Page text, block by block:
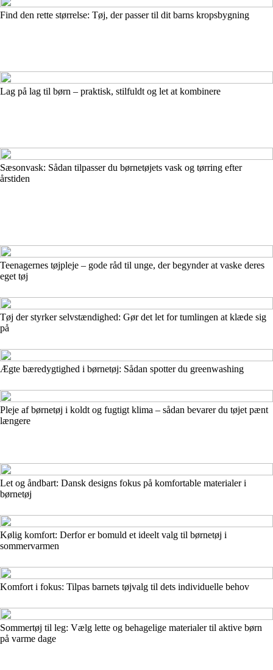
Find den rette størrelse: Tøj, der passer til dit barns kropsbygning
Lag på lag til børn – praktisk, stilfuldt og let at kombinere
Sæsonvask: Sådan tilpasser du børnetøjets vask og tørring efter
årstiden
Teenagernes tøjpleje – gode råd til unge, der begynder at vaske deres
eget tøj
Tøj der styrker selvstændighed: Gør det let for tumlingen at klæde sig
på
Ægte bæredygtighed i børnetøj: Sådan spotter du greenwashing
Pleje af børnetøj i koldt og fugtigt klima – sådan bevarer du tøjet pænt
længere
Let og åndbart: Dansk designs fokus på komfortable materialer i
børnetøj
Kølig komfort: Derfor er bomuld et ideelt valg til børnetøj i
sommervarmen
Komfort i fokus: Tilpas barnets tøjvalg til dets individuelle behov
Sommertøj til leg: Vælg lette og behagelige materialer til aktive børn
på varme dage